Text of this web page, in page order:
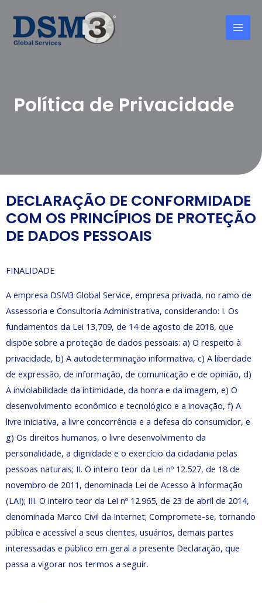
Política de Privacidade
DECLARAÇÃO DE CONFORMIDADE
COM OS PRINCÍPIOS DE PROTEÇÃO
DE DADOS PESSOAIS
FINALIDADE
A empresa DSM3 Global Service, empresa privada, no ramo de
Assessoria e Consultoria Administrativa, considerando: I. Os
fundamentos da Lei 13,709, de 14 de agosto de 2018, que
dispõe sobre a proteção de dados pessoais: a) O respeito à
privacidade, b) A autodeterminação informativa, c) A liberdade
de expressão, de informação, de comunicação e de opinião, d)
A inviolabilidade da intimidade, da honra e da imagem, e) O
desenvolvimento econômico e tecnológico e a inovação, f) A
livre iniciativa, a livre concorrência e a defesa do consumidor, e
g) Os direitos humanos, o livre desenvolvimento da
personalidade, a dignidade e o exercício da cidadania pelas
pessoas naturais; II. O inteiro teor da Lei nº 12.527, de 18 de
novembro de 2011, denominada Lei de Acesso à Informação
(LAI); III. O inteiro teor da Lei nº 12.965, de 23 de abril de 2014,
denominada Marco Civil da Internet; Compromete-se, tornando
pública e acessível a seus clientes, usuários, demais partes
interessadas e público em geral a presente Declaração, que
passa a vigorar nos termos a seguir.